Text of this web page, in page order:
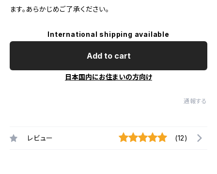
ます。あらかじめご了承ください。
International shipping available
Add to cart
日本国内にお住まいの方向け
通報する
レビュー (12)